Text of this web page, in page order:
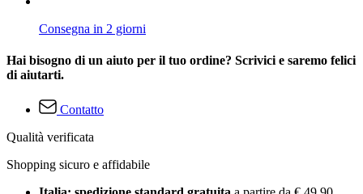
Consegna in 2 giorni
Hai bisogno di un aiuto per il tuo ordine? Scrivici e saremo felici
di aiutarti.
Contatto
Qualità verificata
Shopping sicuro e affidabile